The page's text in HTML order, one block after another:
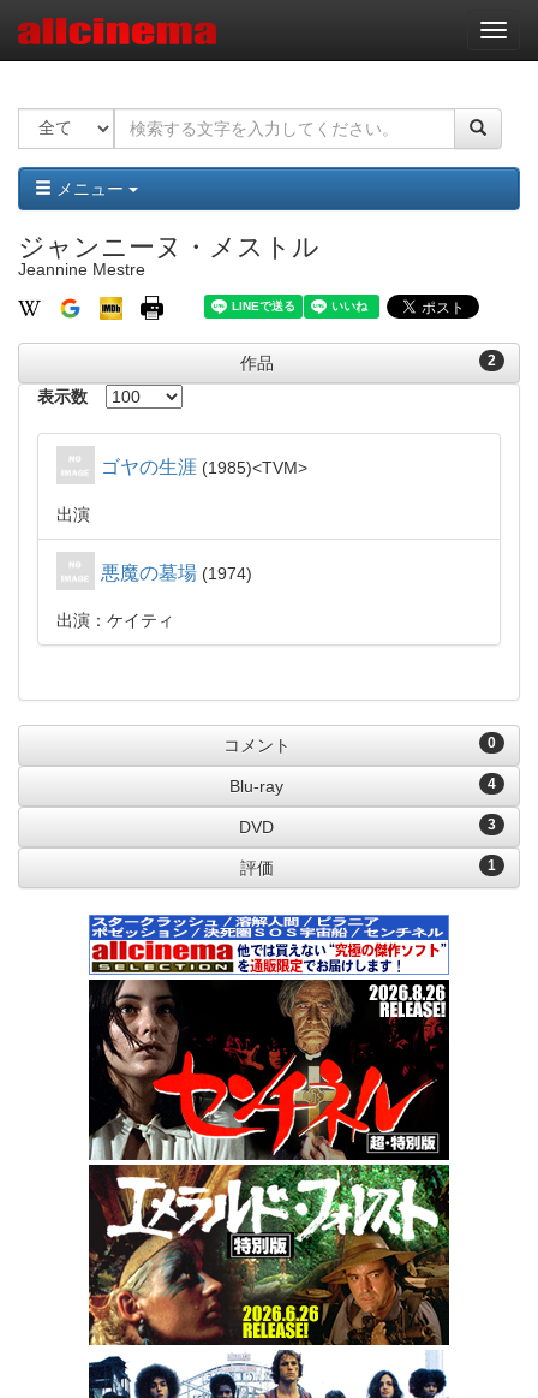
ナ
ビ
ー
ョ
ン
メニュー
ジャンニーヌ・メストル
Jeannine Mestre
2
作品
表示数
ゴヤの生涯 1985 TVM
出演
悪魔の墓場 1974
出演：ケイティ
0
コメント
4
Blu-ray
3
DVD
1
評価